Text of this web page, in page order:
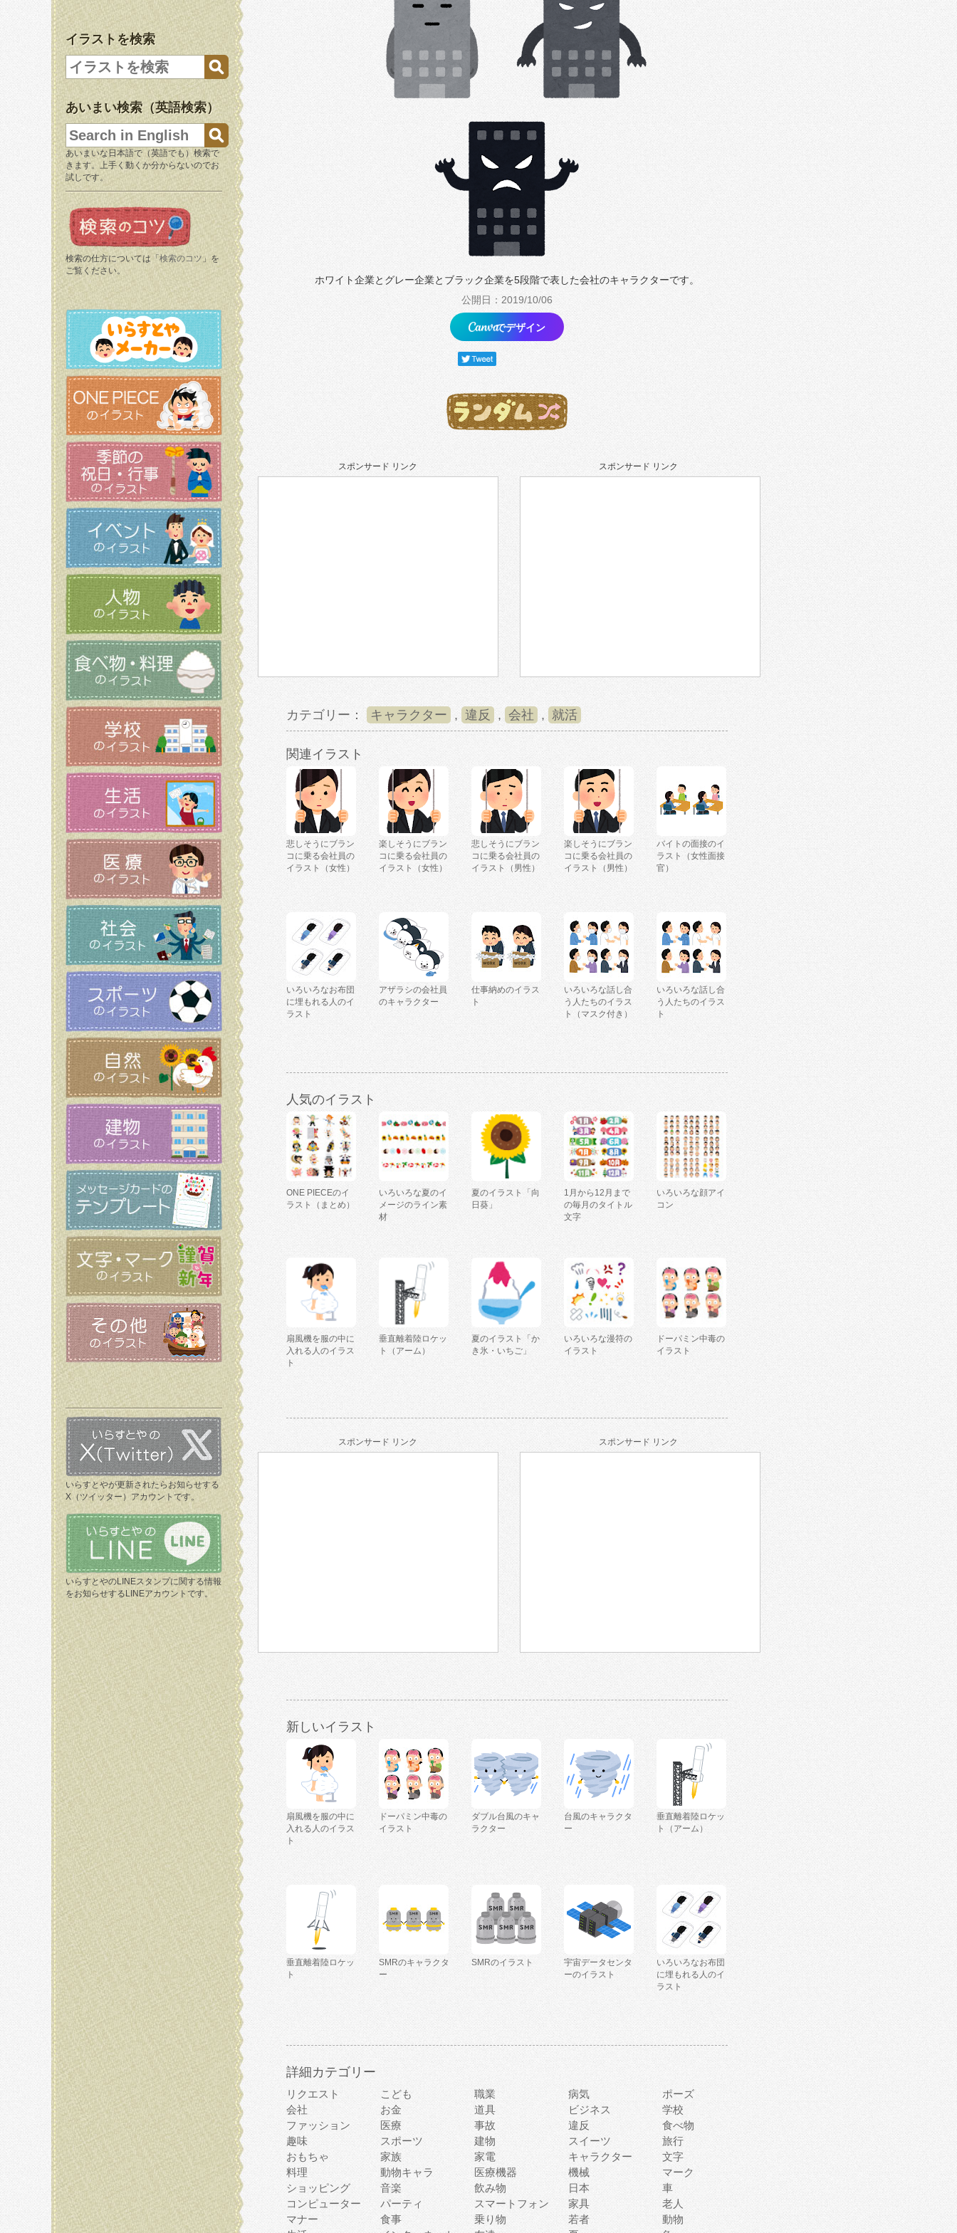
イラストを検索
あいまい検索（英語検索）
あいまいな日本語で（英語でも）検索で
きます。上手く動くか分からないのでお
試しです。
検索の仕方については「 検索のコツ 」を
ご覧ください。
いらすとやが更新されたらお知らせする
X（ツイッター）アカウントです。
いらすとやのLINEスタンプに関する情報
をお知らせするLINEアカウントです。
ホワイト企業とグレー企業とブラック企業を5段階で表した会社のキャラクターです。
公開日：2019/10/06
でデザイン
スポンサード リンク スポンサード リンク
カテゴリー： キャラクター , 違反 , 会社 , 就活
関連イラスト
悲しそうにブラン
コに乗る会社員の
イラスト（女性）
楽しそうにブラン
コに乗る会社員の
イラスト（女性）
悲しそうにブラン
コに乗る会社員の
イラスト（男性）
楽しそうにブラン
コに乗る会社員の
イラスト（男性）
バイトの面接のイ
ラスト（女性面接
官）
いろいろなお布団
に埋もれる人のイ
ラスト
アザラシの会社員
のキャラクター
仕事納めのイラス
ト
いろいろな話し合
う人たちのイラス
ト（マスク付き）
いろいろな話し合
う人たちのイラス
ト
人気のイラスト
ONE PIECEのイ
ラスト（まとめ）
いろいろな夏のイ
メージのライン素
材
夏のイラスト「向
日葵」
1月から12月まで
の毎月のタイトル
文字
いろいろな顔アイ
コン
扇風機を服の中に
入れる人のイラス
ト
垂直離着陸ロケッ
ト（アーム）
夏のイラスト「か
き氷・いちご」
いろいろな漫符の
イラスト
ドーパミン中毒の
イラスト
スポンサード リンク スポンサード リンク
新しいイラスト
扇風機を服の中に
入れる人のイラス
ト
ドーパミン中毒の
イラスト
ダブル台風のキャ
ラクター
台風のキャラクタ
ー
垂直離着陸ロケッ
ト（アーム）
垂直離着陸ロケッ
ト
SMRのキャラクタ
ー
SMRのイラスト
宇宙データセンタ
ーのイラスト
いろいろなお布団
に埋もれる人のイ
ラスト
詳細カテゴリー
リクエスト こども 職業 病気
ポーズ
会社
お金 道具 ビジネス
学校
ファッション
医療 事故 違反
食べ物
趣味
スポーツ 建物 スイーツ
旅行
おもちゃ
家族 家電 キャラクター
文字
料理
動物キャラ 医療機器 機械
マーク
ショッピング
音楽 飲み物 日本
車
コンピューター
パーティ スマートフォン 家具
老人
マナー
食事 乗り物 若者
動物